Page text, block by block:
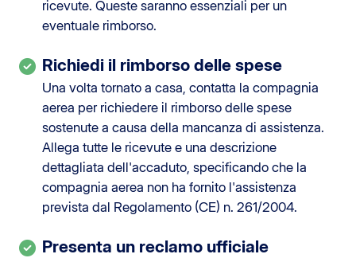
ricevute. Queste saranno essenziali per un
eventuale rimborso.
Richiedi il rimborso delle spese
Una volta tornato a casa, contatta la compagnia
aerea per richiedere il rimborso delle spese
sostenute a causa della mancanza di assistenza.
Allega tutte le ricevute e una descrizione
dettagliata dell'accaduto, specificando che la
compagnia aerea non ha fornito l'assistenza
prevista dal Regolamento (CE) n. 261/2004.
Presenta un reclamo ufficiale